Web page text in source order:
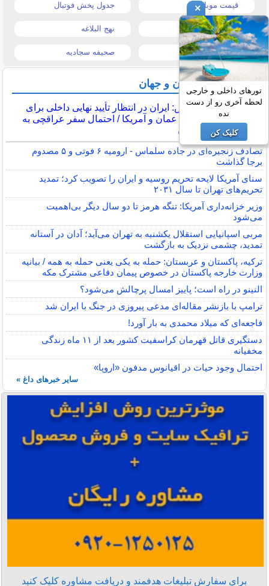
قیمت موبایل جدول پخش فوتبال
قیمت تبلت نهج البلاغه
تیتر روزنامه ها صحیفه سجادیه
آخرین اخبار ایران و جهان
اکسیوس: ایران در انتظار تأیید نهایی داخلی برای
توافق با عمان و آمریکا / احتمال سفر عراقچی به
پاکستان
تصادف زنجیره‌ای در جاده سلماس - ارومیه ۶ فوتی و ۵ مصدوم
برجا گذاشت
سنای آمریکا لایحه تحریم روسیه و ایران را تصویب کرد؛ تمدید
تحریم‌های تهران تا سال ۲۰۳۱
وزیر خزانه‌داری آمریکا: تنگه هرمز تا دو سال دیگر بی‌اهمیت
می‌شود
مربی اسپانیایی استقلال یکشنبه به تهران می‌آید؛ آدان در آستانه
تمدید، چشمی نزدیک به بازگشت
ترکیه، پاکستان و عربستان: حمله به یکی یعنی حمله به همه / بیانیه
وزارت خارجه پاکستان در خصوص پیمان دفاعی مشترک مکه
النینو در راه است؛ پاییز امسال پرچالش می‌شود؟
ترامپ با بازنشر مقاله‌ای مدعی پیروزی در جنگ با ایران شد
فاجعه‌ای که میلاد محمدی به بار آورد!
دستگیری قاتل قهرمان کراسفیت کشور بعد از ۱۱ ماه زندگی
مخفیانه
احتمال وجود حیات در اقیانوس مدفون «اروپا»
سایر خبرهای داغ »
برای سفارش تبلیغات هدفمند و دریافت مشاوره کلیک کنید
×
تورهای داخلی و خارجی
لحظه آخری رو از دست
نده
کلیک کن